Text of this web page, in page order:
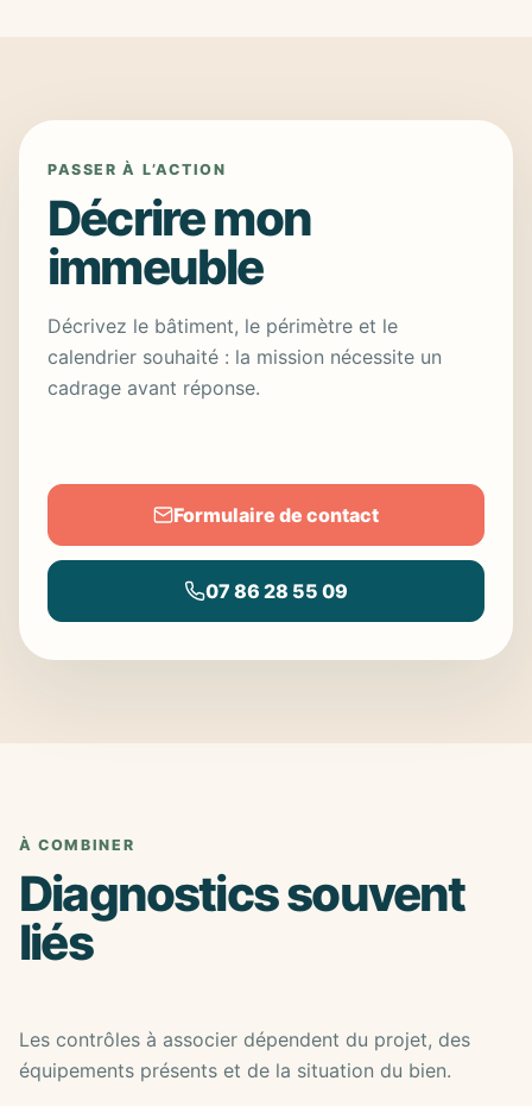
PASSER À L’ACTION
Décrire mon
immeuble
Décrivez le bâtiment, le périmètre et le
calendrier souhaité : la mission nécessite un
cadrage avant réponse.
Formulaire de contact
07 86 28 55 09
À COMBINER
Diagnostics souvent
liés
Les contrôles à associer dépendent du projet, des
équipements présents et de la situation du bien.